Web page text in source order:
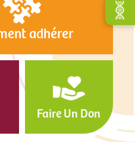
adhérer
Faire Un Don